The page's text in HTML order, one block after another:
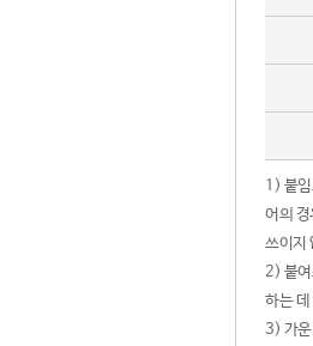
1) 붙
어의
쓰이지
2) 붙여
하는
3) 가운